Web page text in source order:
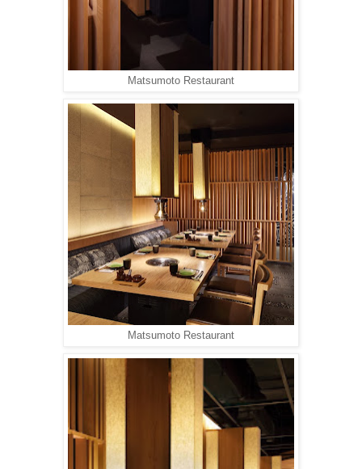
Matsumoto Restaurant
Matsumoto Restaurant